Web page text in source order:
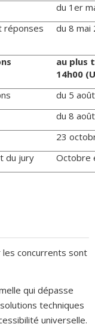
du 1er
réponses
du 8
au plus
14h00
du 5
du 8
23
du jury
Octobre
concurrents sont
qui dépasse
techniques
universelle.